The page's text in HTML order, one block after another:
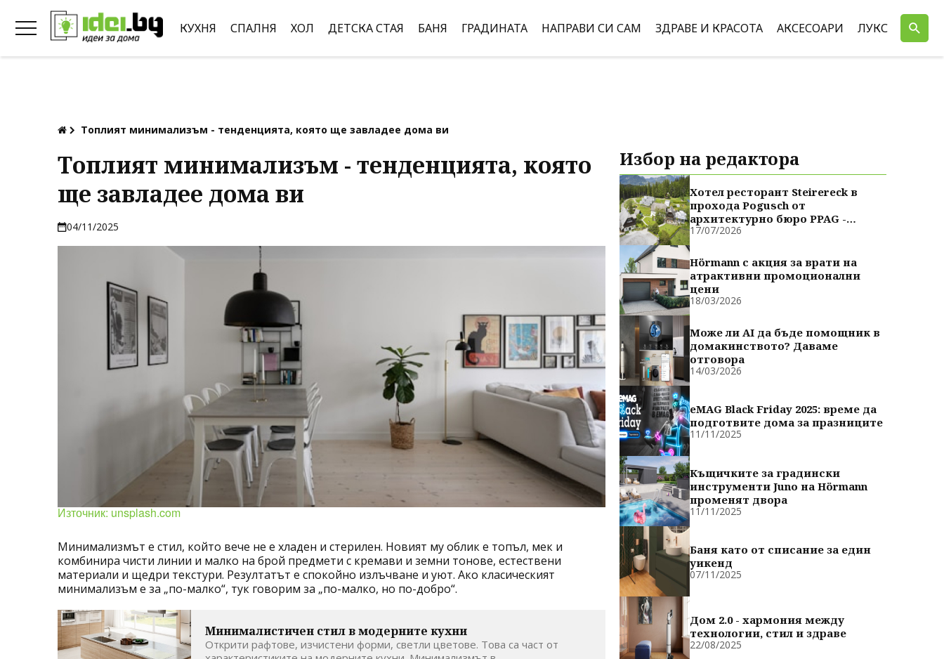
КУХНЯ СПАЛНЯ ХОЛ ДЕТСКА СТАЯ БАНЯ ГРАДИНАТА НАПРАВИ СИ САМ ЗДРАВЕ И КРАСОТА АКСЕСОАРИ ЛУКС
Топлият минимализъм - тенденцията, която ще завладее дома ви
Топлият минимализъм - тенденцията, която
ще завладее дома ви
04/11/2025
Източник: unsplash.com
Минимализмът е стил, който вече не е хладен и стерилен. Новият му облик е топъл, мек и
комбинира чисти линии и малко на брой предмети с кремави и земни тонове, естествени
материали и щедри текстури. Резултатът е спокойно излъчване и уют. Ако класическият
минимализъм е за „по-малко“, тук говорим за „по-малко, но по-добро“.
Минималистичен стил в модерните кухни
Открити рафтове, изчистени форми, светли цветове. Това са част от
Избор на редактора
Хотел ресторант Steirereck в
прохода Pogusch от
архитектурно бюро PPAG -
духовно сродни
17/07/2026
Hörmann с акция за врати на
атрактивни промоционални
цени
18/03/2026
Може ли AI да бъде помощник в
домакинството? Даваме
отговора
14/03/2026
eMAG Black Friday 2025: време да
подготвите дома за празниците
11/11/2025
Къщичките за градински
инструменти Juno на Hörmann
променят двора
11/11/2025
Баня като от списание за един
уикенд
07/11/2025
Дом 2.0 - хармония между
технологии, стил и здраве
22/08/2025